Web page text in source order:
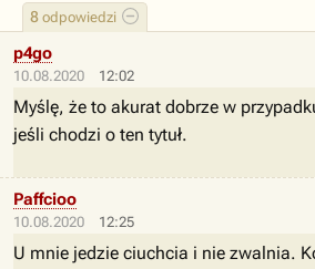
8 odpowiedzi
10.08.2020 12:02
p4go
Myślę, że to akurat dobrze w
jeśli chodzi o ten tytuł.
10.08.2020 12:25
Paffcioo
U mnie jedzie ciuchcia i nie zwalnia.